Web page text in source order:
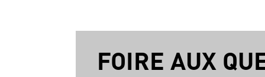
FOIRE AUX